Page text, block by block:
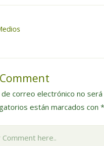
correo electrónico no será
están marcados con *